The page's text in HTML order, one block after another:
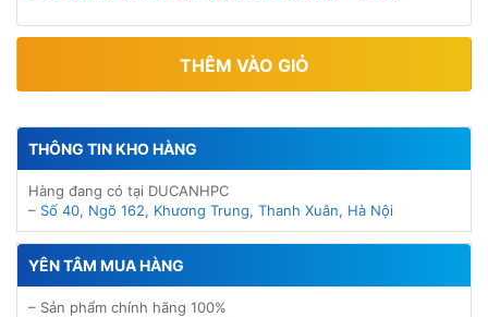
THÊM VÀO GIỎ
THÔNG TIN KHO HÀNG
Hàng đang có tại DUCANHPC
– Số 40, Ngõ 162, Khương Trung, Thanh Xuân, Hà Nội
YÊN TÂM MUA HÀNG
– Sản phẩm chính hãng 100%